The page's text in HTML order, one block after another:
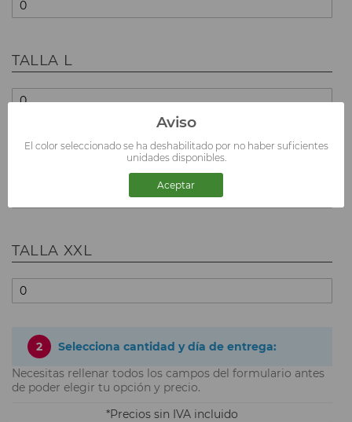
TALLA L
TALLA XXL
2
Selecciona cantidad y día de entrega:
Necesitas rellenar todos los campos del formulario antes
de poder elegir tu opción y precio.
Precios sin IVA incluido
Aviso
El color seleccionado se ha deshabilitado por no haber suficientes
unidades disponibles.
Aceptar